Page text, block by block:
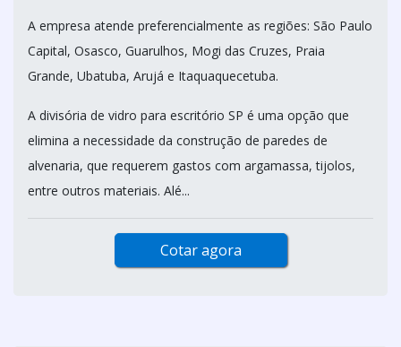
A empresa atende preferencialmente as regiões: São Paulo
Capital, Osasco, Guarulhos, Mogi das Cruzes, Praia
Grande, Ubatuba, Arujá e Itaquaquecetuba.
A divisória de vidro para escritório SP é uma opção que
elimina a necessidade da construção de paredes de
alvenaria, que requerem gastos com argamassa, tijolos,
entre outros materiais. Alé...
Cotar agora